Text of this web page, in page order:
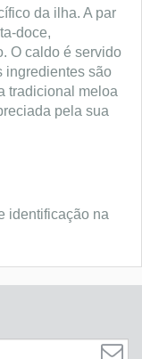
da ilha. A par
doce,
O caldo é servido
ingredientes são
tradicional meloa
pela sua
identificação na